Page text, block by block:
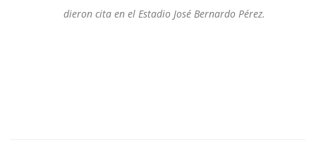
dieron cita en el Estadio José Bernardo Pérez.